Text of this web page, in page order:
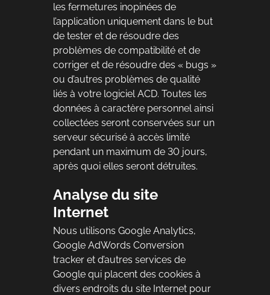
les fermetures inopinées de
l’application uniquement dans le but
de tester et de résoudre des
problèmes de compatibilité et de
corriger et de résoudre des « bugs »
ou d’autres problèmes de qualité
liés à votre logiciel ACD. Toutes les
données à caractère personnel ainsi
collectées seront conservées sur un
serveur sécurisé à accès limité
pendant un maximum de 30 jours,
après quoi elles seront détruites.
Analyse du site
Internet
Nous utilisons Google Analytics,
Google AdWords Conversion
tracker et d’autres services de
Google qui placent des cookies à
divers endroits du site Internet pour